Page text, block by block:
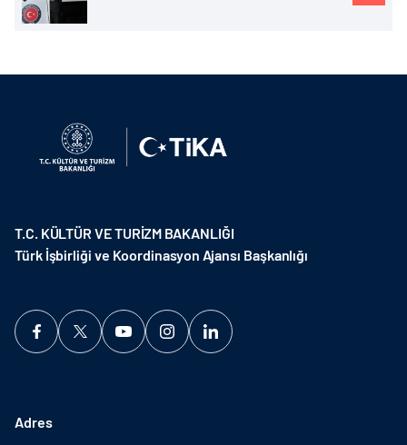
T.C. KÜLTÜR VE TURİZM BAKANLIĞI
Türk İşbirliği ve Koordinasyon Ajansı Başkanlığı
Adres